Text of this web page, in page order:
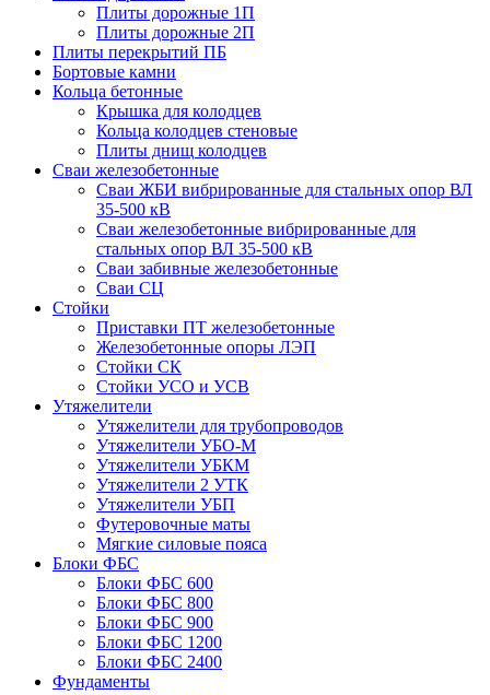
Плиты дорожные 1П
Плиты дорожные 2П
Плиты перекрытий ПБ
Бортовые камни
Кольца бетонные
Крышка для колодцев
Кольца колодцев стеновые
Плиты днищ колодцев
Сваи железобетонные
Сваи ЖБИ вибрированные для стальных опор ВЛ
35-500 кВ
Сваи железобетонные вибрированные для
стальных опор ВЛ 35-500 кВ
Сваи забивные железобетонные
Сваи СЦ
Стойки
Приставки ПТ железобетонные
Железобетонные опоры ЛЭП
Стойки СК
Стойки УСО и УСВ
Утяжелители
Утяжелители для трубопроводов
Утяжелители УБО-М
Утяжелители УБКМ
Утяжелители 2 УТК
Утяжелители УБП
Футеровочные маты
Мягкие силовые пояса
Блоки ФБС
Блоки ФБС 600
Блоки ФБС 800
Блоки ФБС 900
Блоки ФБС 1200
Блоки ФБС 2400
Фундаменты